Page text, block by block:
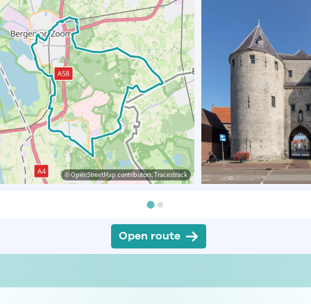
© OpenStreetMap contributors, Tracestrack
Open route